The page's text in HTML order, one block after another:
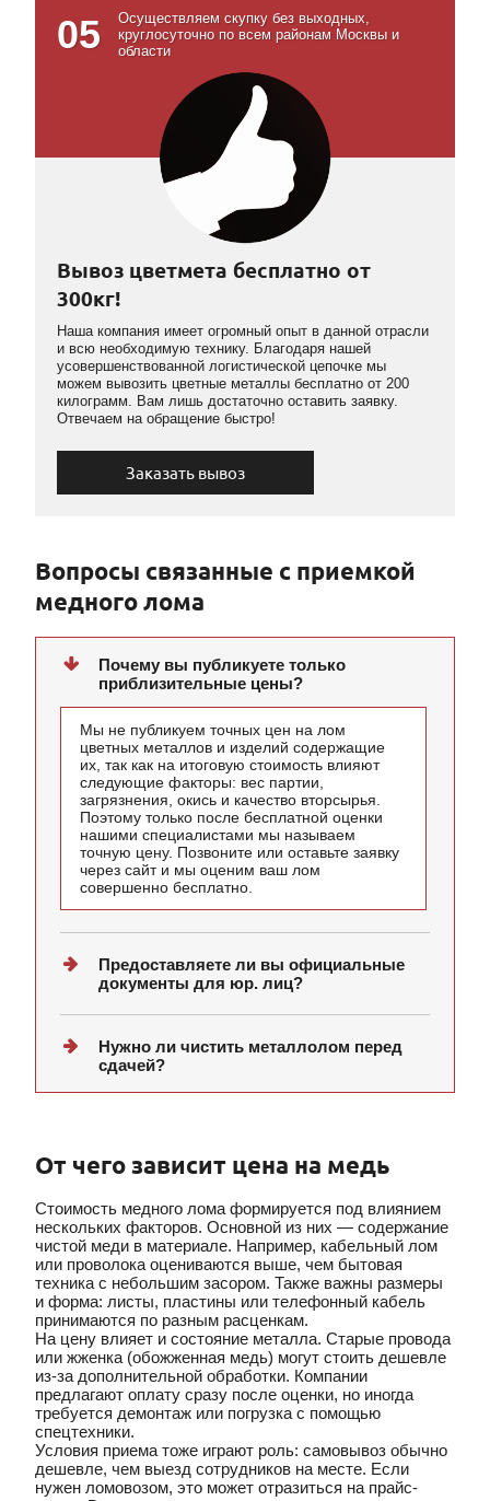
05
Осуществляем скупку без выходных,
круглосуточно по всем районам Москвы и
области
Вывоз цветмета бесплатно от
300кг!
Наша компания имеет огромный опыт в данной отрасли
и всю необходимую технику. Благодаря нашей
усовершенствованной логистической цепочке мы
можем вывозить цветные металлы бесплатно от 200
килограмм. Вам лишь достаточно оставить заявку.
Отвечаем на обращение быстро!
Заказать вывоз
Вопросы связанные с приемкой
медного лома
Почему вы публикуете только
приблизительные цены?
Мы не публикуем точных цен на лом
цветных металлов и изделий содержащие
их, так как на итоговую стоимость влияют
следующие факторы: вес партии,
загрязнения, окись и качество вторсырья.
Поэтому только после бесплатной оценки
нашими специалистами мы называем
точную цену. Позвоните или оставьте заявку
через сайт и мы оценим ваш лом
совершенно бесплатно.
Предоставляете ли вы официальные
документы для юр. лиц?
Нужно ли чистить металлолом перед
сдачей?
От чего зависит цена на медь
Стоимость медного лома формируется под влиянием
нескольких факторов. Основной из них — содержание
чистой меди в материале. Например, кабельный лом
или проволока оцениваются выше, чем бытовая
техника с небольшим засором. Также важны размеры
и форма: листы, пластины или телефонный кабель
принимаются по разным расценкам.
На цену влияет и состояние металла. Старые провода
или жженка (обожженная медь) могут стоить дешевле
из-за дополнительной обработки. Компании
предлагают оплату сразу после оценки, но иногда
требуется демонтаж или погрузка с помощью
спецтехники.
Условия приема тоже играют роль: самовывоз обычно
дешевле, чем выезд сотрудников на месте. Если
нужен ломовозом, это может отразиться на прайс-